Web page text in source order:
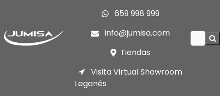
659 998 999
info@jumisa.com
Tiendas
Visita Virtual Showroom
Leganés